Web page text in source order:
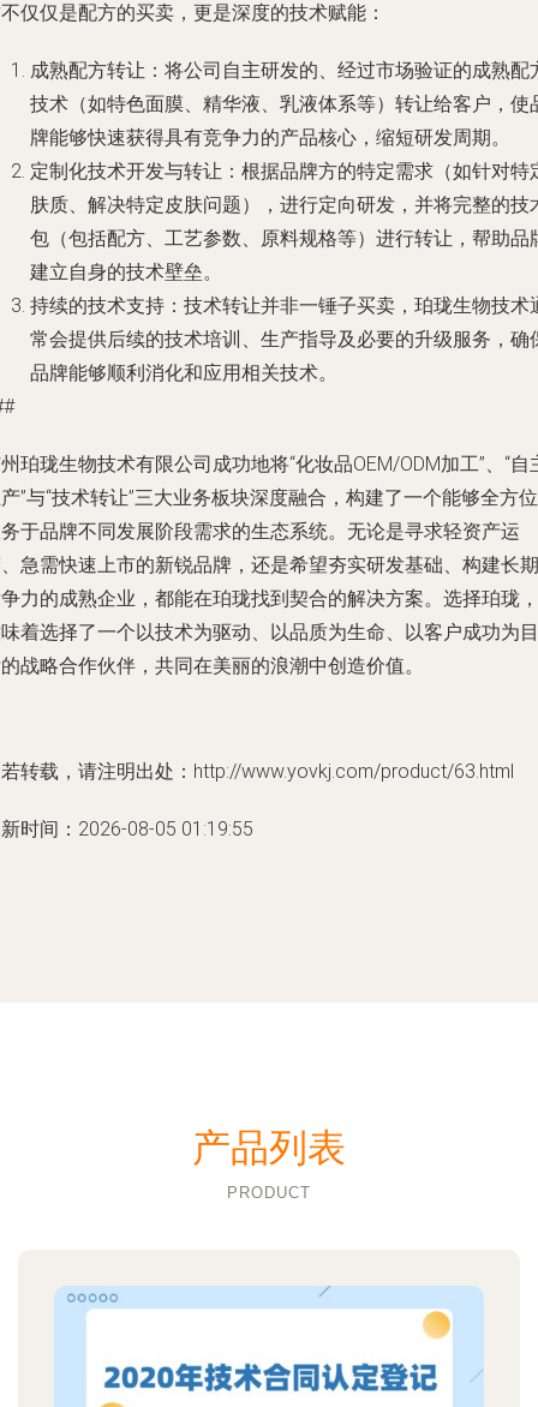
仅仅是配方的买卖，更是深度的技术赋能：
成熟配方转让 ：将公司自主研发的、经过市场验证的成熟配
技术（如特色面膜、精华液、乳液体系等）转让给客户，使
牌能够快速获得具有竞争力的产品核心，缩短研发周期。
定制化技术开发与转让 ：根据品牌方的特定需求（如针对特
肤质、解决特定皮肤问题），进行定向研发，并将完整的技
包（包括配方、工艺参数、原料规格等）进行转让，帮助品
建立自身的技术壁垒。
持续的技术支持 ：技术转让并非一锤子买卖，珀珑生物技术
常会提供后续的技术培训、生产指导及必要的升级服务，确
品牌能够顺利消化和应用相关技术。
珀珑生物技术有限公司成功地将“化妆品OEM/ODM加工”、“自
”与“技术转让”三大业务板块深度融合，构建了一个能够全方位
于品牌不同发展阶段需求的生态系统。无论是寻求轻资产运
急需快速上市的新锐品牌，还是希望夯实研发基础、构建长期
力的成熟企业，都能在珀珑找到契合的解决方案。选择珀珑，
着选择了一个以技术为驱动、以品质为生命、以客户成功为目
战略合作伙伴，共同在美丽的浪潮中创造价值。
转载，请注明出处：http://www.yovkj.com/product/63.html
时间：2026-08-05 01:19:55
产品列表
PRODUCT